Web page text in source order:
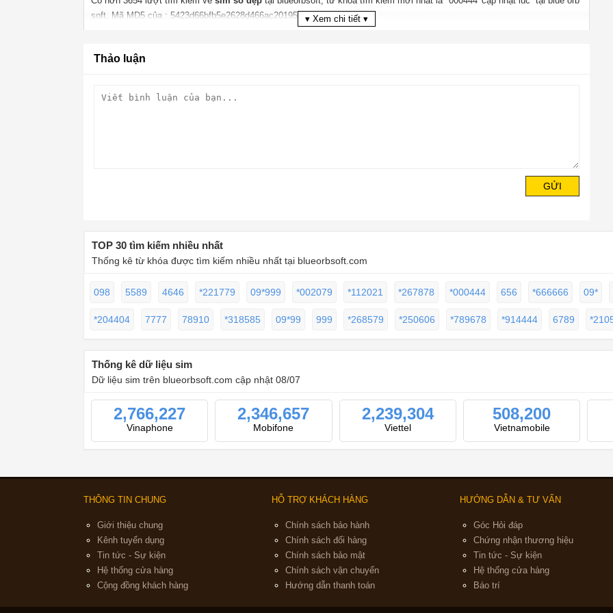
soft. Mã MD5 của : 5423d66bfb5e2628d466ac20195693fb▾ Xem chi tiết ▾
Thảo luận
GỬI
TOP 30 tìm kiếm nhiều nhất
Thống kê từ khóa được tìm kiếm nhiều nhất tại blueorbsoft.com
098 5589 4646 *221779 09*999 *002079 *112021 *267878 *000444 656 *666666 09*
*204404 7777 78910 *318585 09*99 999 *268579 *250606 *789678 *914444 6789
Thống kê dữ liệu sim
Dữ liệu sim trên blueorbsoft.com cập nhật 08/07
2,766,227
Vinaphone
2,346,657
Mobifone
2,239,304
Viettel
508,200
Vietnamobile
THÔNG TIN CHUNG
Giới thiệu chung
Kênh tuyển dụng
Tin tức - Sự kiện
Hệ thống cửa hàng
Cộng đồng khách hàng
HỖ TRỢ KHÁCH HÀNG
Chính sách bảo hành
Chính sách đổi hàng
Chính sách bảo mật
Chính sách vận chuyển
Hướng dẫn thanh toán
HƯỚNG DẪN & TƯ VẤN
Góc Hỏi đáp
Chứng nhận thương hiệu
Tin tức - Sự kiện
Hệ thống cửa hàng
Báo trí